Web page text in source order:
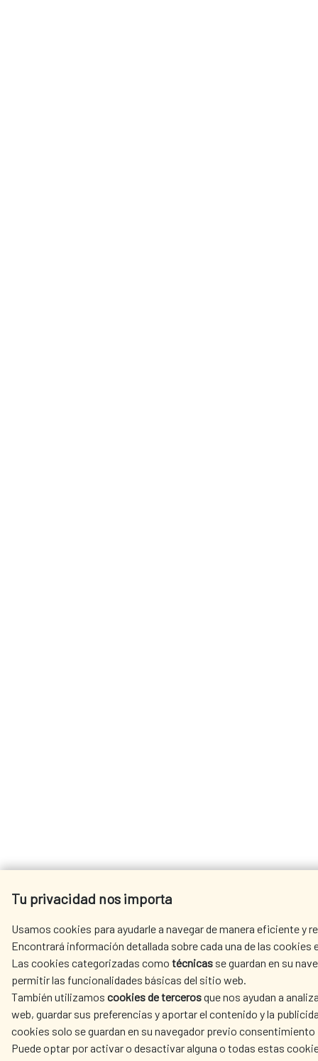
Tu privacidad nos importa
Usamos cookies para ayudarle a navegar de manera eficiente y
Encontrará información detallada sobre cada una de las cookies
Las cookies categorizadas como técnicas se guardan en su
permitir las funcionalidades básicas del sitio web.
También utilizamos cookies de tercerosque nos ayudan a
web, guardar sus preferencias y aportar el contenido y la
cookies solo se guardan en su navegador previo
Puede optar por activar o desactivar alguna o todas estas